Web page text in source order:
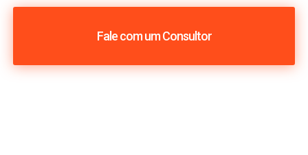
Fale com um Consultor